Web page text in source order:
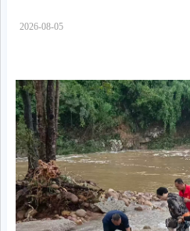
2026-08-05